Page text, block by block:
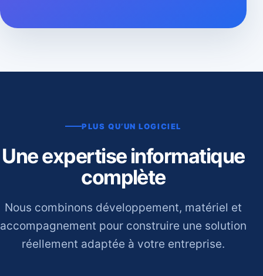
PLUS QU’UN LOGICIEL
Une expertise informatique
complète
Nous combinons développement, matériel et
accompagnement pour construire une solution
réellement adaptée à votre entreprise.